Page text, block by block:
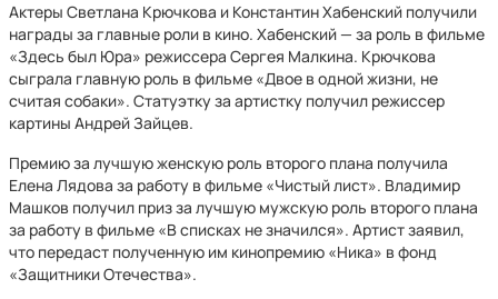
Актеры Светлана Крючкова и Константин Хабенский получили
награды за главные роли в кино. Хабенский — за роль в фильме
«Здесь был Юра» режиссера Сергея Малкина. Крючкова
сыграла главную роль в фильме «Двое в одной жизни, не
считая собаки». Статуэтку за артистку получил режиссер
картины Андрей Зайцев.
Премию за лучшую женскую роль второго плана получила
Елена Лядова за работу в фильме «Чистый лист». Владимир
Машков получил приз за лучшую мужскую роль второго плана
за работу в фильме «В списках не значился». Артист заявил,
что передаст полученную им кинопремию «Ника» в фонд
«Защитники Отечества».